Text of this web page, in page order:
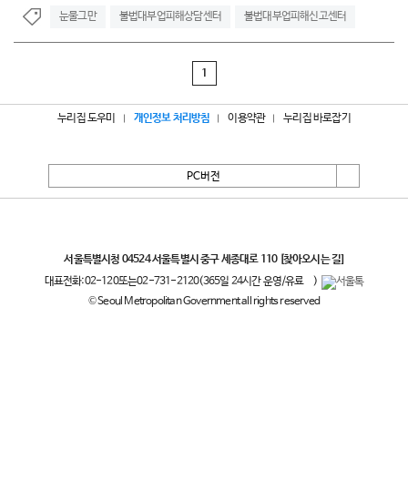
눈물그만 불법대부업피해상담센터 불법대부업피해신고센터
1
누리집 도우미 개인정보 처리방침 이용약관 누리집 바로잡기
PC버전
서울특별시청 04524 서울특별시 중구 세종대로 110 [찾아오시는 길]
대표전화:02-120또는02-731-2120(365일 24시간 운영/유료
)
© Seoul Metropolitan Government all rights reserved